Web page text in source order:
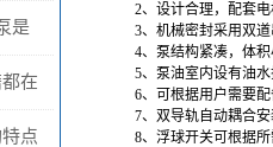
是
在
点
2、 设计合理，配套电
3、 机械密封采用双
4、 泵结构紧凑，体
5、 泵油室内设有油
6、 可根据用户需要
7、 双导轨自动耦合
8、 浮球开关可根据